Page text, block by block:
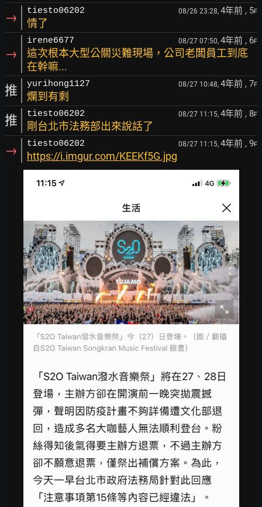
→ tiesto06202 08/26 23:28, 4年前 , 5F
情了
→
irene6677 08/27 07:50, 4年前 , 6F
這次根本大型公關災難現場，公司老闆員工到底
在幹嘛...
推 yurihong1127 08/27 10:48, 4年前 , 7F
爛到有剩
推 tiesto06202 08/27 11:15, 4年前 , 8F
剛台北市法務部出來說話了
→ tiesto06202 08/27 11:15, 4年前 , 9F
https://i.imgur.com/KEEKf5G.jpg